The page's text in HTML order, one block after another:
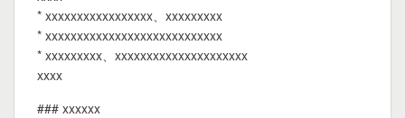
* xxxxxxxxxxxxxxxxx、xxxxxxxxx
* xxxxxxxxxxxxxxxxxxxxxxxxxxxx
* xxxxxxxxx、xxxxxxxxxxxxxxxxxxxxx
xxxx
### xxxxxx